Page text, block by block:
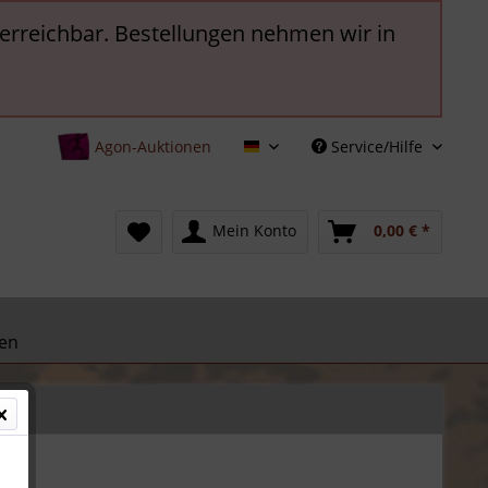
Bestellungen nehmen wir in
Agon-Auktionen Deutsch Service/Hilfe
Mein Konto 0,00 € *